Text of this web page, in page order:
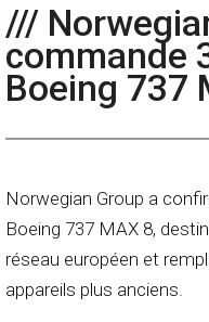
///
commande
Boeing 737
Norwegian Group a
Boeing 737 MAX 8,
réseau européen et
appareils plus anciens.